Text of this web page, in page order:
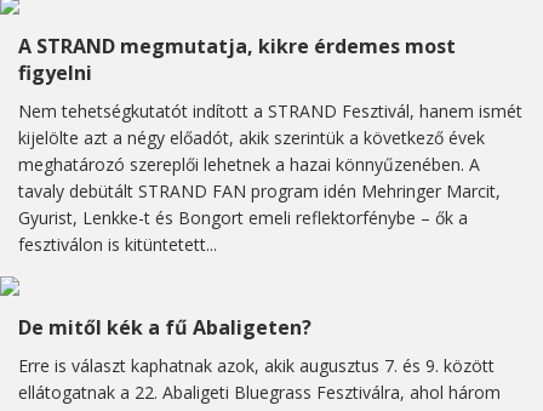
A STRAND megmutatja, kikre érdemes most
figyelni
Nem tehetségkutatót indított a STRAND Fesztivál, hanem ismét
kijelölte azt a négy előadót, akik szerintük a következő évek
meghatározó szereplői lehetnek a hazai könnyűzenében. A
tavaly debütált STRAND FAN program idén Mehringer Marcit,
Gyurist, Lenkke-t és Bongort emeli reflektorfénybe – ők a
fesztiválon is kitüntetett...
De mitől kék a fű Abaligeten?
Erre is választ kaphatnak azok, akik augusztus 7. és 9. között
ellátogatnak a 22. Abaligeti Bluegrass Fesztiválra, ahol három